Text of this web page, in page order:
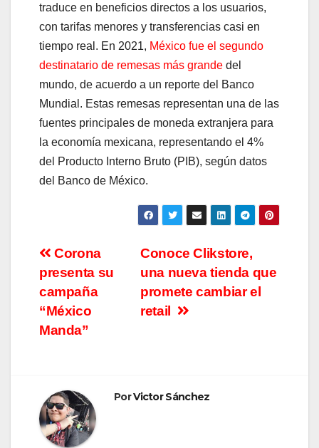
traduce en beneficios directos a los usuarios,
con tarifas menores y transferencias casi en
tiempo real. En 2021, México fue el segundo
destinatario de remesas más grande del
mundo, de acuerdo a un reporte del Banco
Mundial. Estas remesas representan una de las
fuentes principales de moneda extranjera para
la economía mexicana, representando el 4%
del Producto Interno Bruto (PIB), según datos
del Banco de México.
Navegación
de
entradas
Conoce Clikstore,
una nueva tienda que
promete cambiar el
retail
Corona
presenta su
campaña
“México
Manda”
PorVictor Sánchez